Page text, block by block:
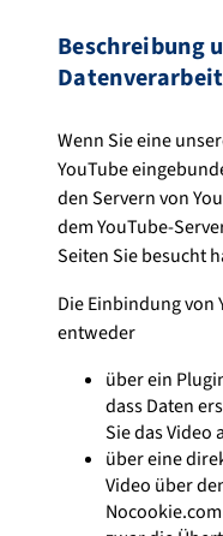
Beschreibung
Wenn Sie eine
YouTube
den Servern von
dem YouTube-
Seiten Sie besucht
Die Einbindung von
entweder
über ein
dass Daten
Sie das Video
über eine
Video über